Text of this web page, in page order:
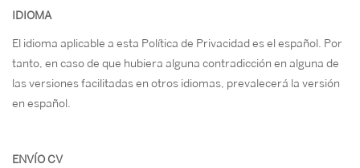
IDIOMA
El idioma aplicable a esta Política de Privacidad es el español. Por
tanto, en caso de que hubiera alguna contradicción en alguna de
las versiones facilitadas en otros idiomas, prevalecerá la versión
en español.
ENVÍO CV